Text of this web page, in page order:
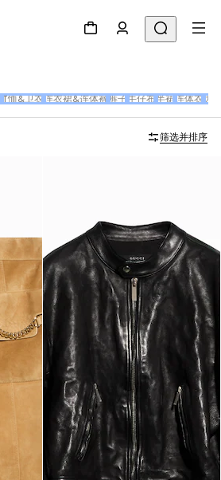
T恤&卫衣 连衣裙&连体裤 裤子 牛仔布 半裙 连体衣 大
筛选并排序